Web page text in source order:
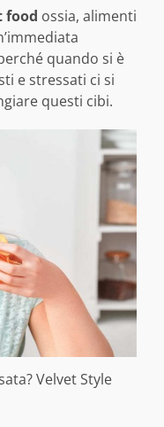
food ossia, alimenti
quando si è
e stressati ci si
questi cibi.
Velvet Style